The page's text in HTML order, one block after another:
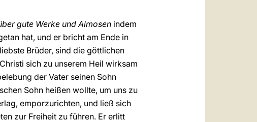
gute Werke und Almosen indem
hat, und er bricht am Ende in
Brüder, sind die göttlichen
sich zu unserem Heil wirksam
der Vater seinen Sohn
Sohn heißen wollte, um uns zu
emporzurichten, und ließ sich
zur Freiheit zu führen. Er erlitt